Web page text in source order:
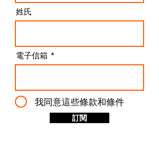
歧 真正拉開差距的，是水平旋轉（Pan）
姓氏
電子信箱
我同意這些條款和條件
訂閱